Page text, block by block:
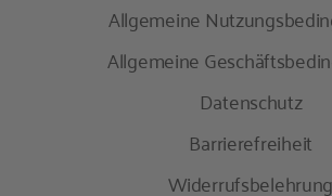
Allgemeine
Allgemeine
Datenschutz
Barrierefreiheit
Widerrufsbelehrung